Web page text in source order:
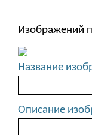
Изображений
Название
Описание